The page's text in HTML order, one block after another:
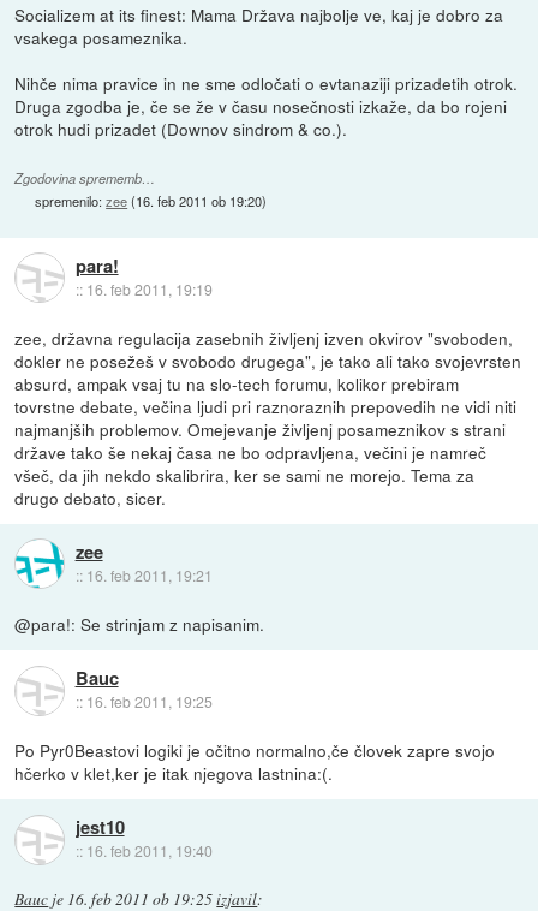
Socializem at its finest: Mama Država najbolje ve, kaj je dobro za
vsakega posameznika.
Nihče nima pravice in ne sme odločati o evtanaziji prizadetih otrok.
Druga zgodba je, če se že v času nosečnosti izkaže, da bo rojeni
otrok hudi prizadet (Downov sindrom & co.).
Zgodovina sprememb…
spremenilo:zee(16. feb 2011 ob 19:20)
para!
:: 16. feb 2011, 19:19
zee, državna regulacija zasebnih življenj izven okvirov "svoboden,
dokler ne posežeš v svobodo drugega", je tako ali tako svojevrsten
absurd, ampak vsaj tu na slo-tech forumu, kolikor prebiram
tovrstne debate, večina ljudi pri raznoraznih prepovedih ne vidi niti
najmanjših problemov. Omejevanje življenj posameznikov s strani
države tako še nekaj časa ne bo odpravljena, večini je namreč
všeč, da jih nekdo skalibrira, ker se sami ne morejo. Tema za
drugo debato, sicer.
zee
:: 16. feb 2011, 19:21
@para!: Se strinjam z napisanim.
Bauc
:: 16. feb 2011, 19:25
Po Pyr0Beastovi logiki je očitno normalno,če človek zapre svojo
hčerko v klet,ker je itak njegova lastnina:(.
jest10
:: 16. feb 2011, 19:40
Bauc je 16. feb 2011 ob 19:25izjavil: